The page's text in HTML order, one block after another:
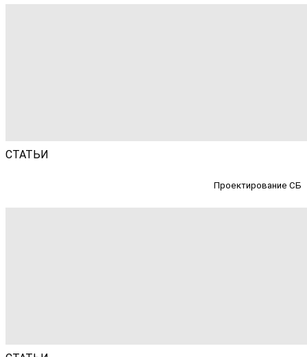
СТАТЬИ
Проектирование СБ